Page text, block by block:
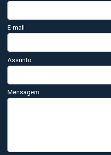
E-mail
Assunto
Mensagem